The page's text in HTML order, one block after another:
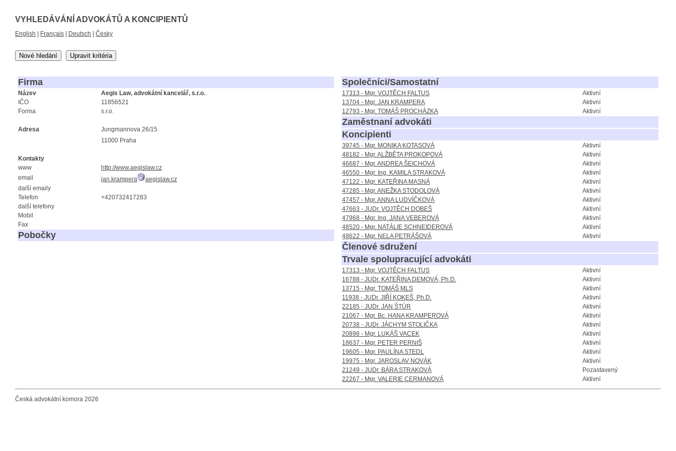
VYHLEDÁVÁNÍ ADVOKÁTŮ A KONCIPIENTŮ
English Français Deutsch Česky
Nové hledání Upravit kritéria
Firma
Název
Aegis Law, advokátní kancelář, s.r.o.
IČO
11856521
Forma
s.r.o.
Adresa
Jungmannova 26/15
11000 Praha
Kontakty
www
http://www.aegislaw.cz
email
jan.krampera
aegislaw.cz
další emaily
Telefon
+420732417283
další telefony
Mobil
Fax
Pobočky
Společníci/Samostatní
17313 - Mgr. VOJTĚCH FALTUS
Aktivní
13704 - Mgr. JAN KRAMPERA
Aktivní
12793 - Mgr. TOMÁŠ PROCHÁZKA
Aktivní
Zaměstnaní advokáti
Koncipienti
39745 - Mgr. MONIKA KOTASOVÁ
Aktivní
48182 - Mgr. ALŽBĚTA PROKOPOVÁ
Aktivní
46687 - Mgr. ANDREA ŠEICHOVÁ
Aktivní
46550 - Mgr. Ing. KAMILA STRAKOVÁ
Aktivní
47122 - Mgr. KATEŘINA MASNÁ
Aktivní
47285 - Mgr. ANEŽKA STODOLOVÁ
Aktivní
47457 - Mgr. ANNA LUDVÍČKOVÁ
Aktivní
47663 - JUDr. VOJTĚCH DOBEŠ
Aktivní
47968 - Mgr. Ing. JANA VEBEROVÁ
Aktivní
48520 - Mgr. NATÁLIE SCHNEIDEROVÁ
Aktivní
48622 - Mgr. NELA PETRÁŠOVÁ
Aktivní
Členové sdružení
Trvale spolupracující advokáti
17313 - Mgr. VOJTĚCH FALTUS
Aktivní
16788 - JUDr. KATEŘINA DEMOVÁ, Ph.D.
Aktivní
13715 - Mgr. TOMÁŠ MLS
Aktivní
11938 - JUDr. JIŘÍ KOKEŠ, Ph.D.
Aktivní
22185 - JUDr. JAN ŠTÚR
Aktivní
21067 - Mgr. Bc. HANA KRAMPEROVÁ
Aktivní
20738 - JUDr. JÁCHYM STOLIČKA
Aktivní
20898 - Mgr. LUKÁŠ VACEK
Aktivní
18637 - Mgr. PETER PERNIŠ
Aktivní
19605 - Mgr. PAULÍNA STEDL
Aktivní
19975 - Mgr. JAROSLAV NOVÁK
Aktivní
21249 - JUDr. BÁRA STRAKOVÁ
Pozastavený
22267 - Mgr. VALERIE CERMANOVÁ
Aktivní
Česká advokátní komora 2026